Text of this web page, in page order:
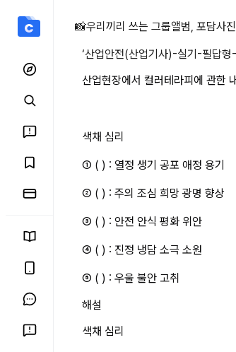
산업현장에서 컬
📸우리끼리 쓰는 그룹앨범, 포담사
‘산업안전(산업기사)-실기-필답형
산업현장에서 컬러테라피에 관한
색채 심리
① ( ) : 열정 생기 공포 애정 용기
② ( ) : 주의 조심 희망 광명 향상
③ ( ) : 안전 안식 평화 위안
④ ( ) : 진정 냉담 소극 소원
⑤ ( ) : 우울 불안 고취
해설
색채 심리